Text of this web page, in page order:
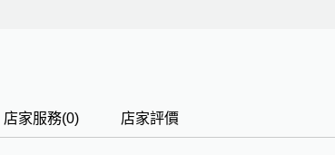
店家服務(0) 店家評價